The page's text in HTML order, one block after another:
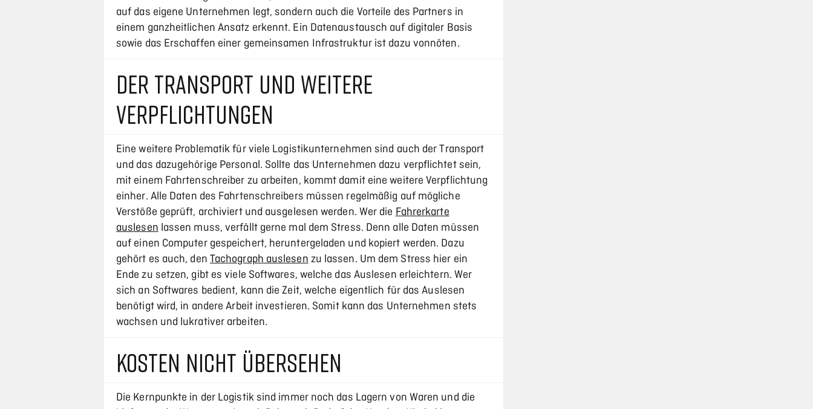
auf das eigene Unternehmen legt, sondern auch die Vorteile des Partners in
einem ganzheitlichen Ansatz erkennt. Ein Datenaustausch auf digitaler Basis
sowie das Erschaffen einer gemeinsamen Infrastruktur ist dazu vonnöten.
DER TRANSPORT UND WEITERE
VERPFLICHTUNGEN
Eine weitere Problematik für viele Logistikunternehmen sind auch der Transport
und das dazugehörige Personal. Sollte das Unternehmen dazu verpflichtet sein,
mit einem Fahrtenschreiber zu arbeiten, kommt damit eine weitere Verpflichtung
einher. Alle Daten des Fahrtenschreibers müssen regelmäßig auf mögliche
Verstöße geprüft, archiviert und ausgelesen werden. Wer dieFahrerkarte
auslesenlassen muss, verfällt gerne mal dem Stress. Denn alle Daten müssen
auf einen Computer gespeichert, heruntergeladen und kopiert werden. Dazu
gehört es auch, denTachograph auslesenzu lassen. Um dem Stress hier ein
Ende zu setzen, gibt es viele Softwares, welche das Auslesen erleichtern. Wer
sich an Softwares bedient, kann die Zeit, welche eigentlich für das Auslesen
benötigt wird, in andere Arbeit investieren. Somit kann das Unternehmen stets
wachsen und lukrativer arbeiten.
KOSTEN NICHT ÜBERSEHEN
Die Kernpunkte in der Logistik sind immer noch das Lagern von Waren und die